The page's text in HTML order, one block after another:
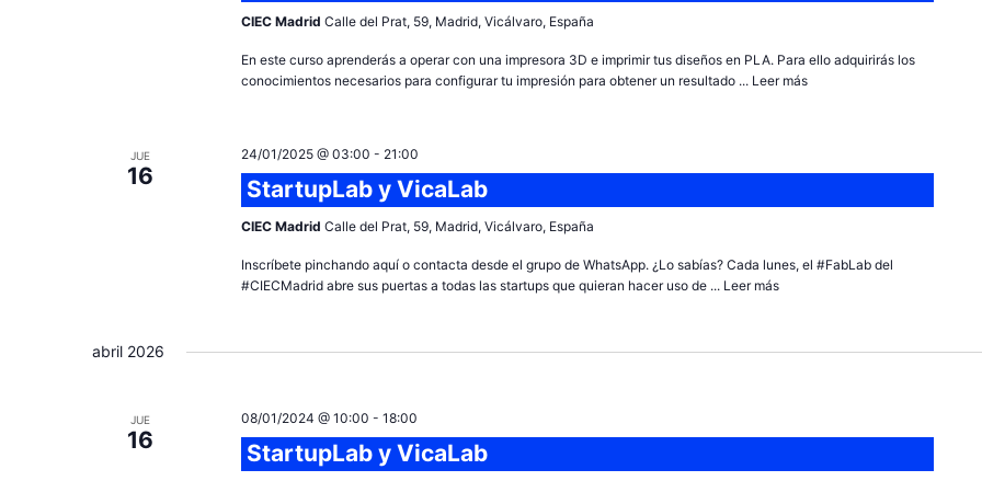
CIEC Madrid Calle del Prat, 59, Madrid, Vicálvaro, España
En este curso aprenderás a operar con una impresora 3D e imprimir tus diseños en PLA. Para ello adquirirás los
conocimientos necesarios para configurar tu impresión para obtener un resultado ... Leer más
JUE
16
24/01/2025 @ 03:00 - 21:00
StartupLab y VicaLab
CIEC Madrid Calle del Prat, 59, Madrid, Vicálvaro, España
Inscríbete pinchando aquí o contacta desde el grupo de WhatsApp. ¿Lo sabías? Cada lunes, el #FabLab del
#CIECMadrid abre sus puertas a todas las startups que quieran hacer uso de ... Leer más
abril 2026
JUE
16
08/01/2024 @ 10:00 - 18:00
StartupLab y VicaLab